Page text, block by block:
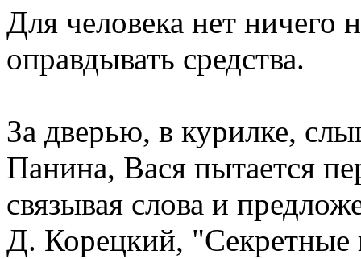
Для человека нет ничего
оправдывать средства.
За дверью, в курилке,
Панина, Вася пытается
связывая слова и
Д. Корецкий, "Секретные